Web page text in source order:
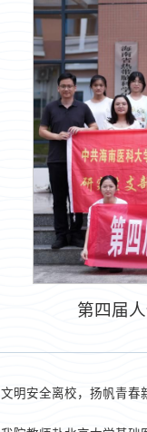
第四届
文明安全离校，扬帆青